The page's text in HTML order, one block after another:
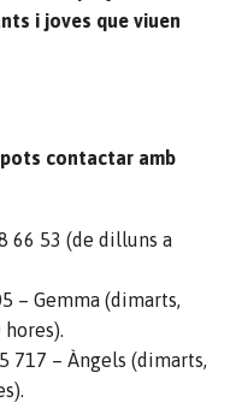
i joves que viuen
contactar amb
66 53 (de dilluns a
– Gemma (dimarts,
717 – Àngels (dimarts,